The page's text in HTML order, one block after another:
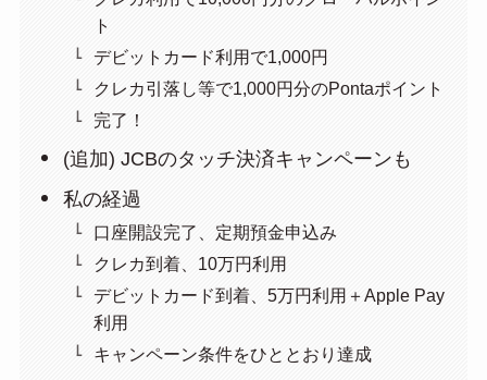
ト
デビットカード利用で1,000円
クレカ引落し等で1,000円分のPontaポイント
完了！
(追加) JCBのタッチ決済キャンペーンも
私の経過
口座開設完了、定期預金申込み
クレカ到着、10万円利用
デビットカード到着、5万円利用＋Apple Pay
利用
キャンペーン条件をひととおり達成